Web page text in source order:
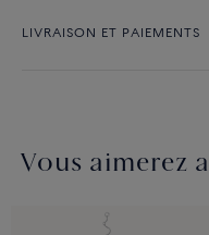
LIVRAISON ET PAIEMENTS
Vous aimerez